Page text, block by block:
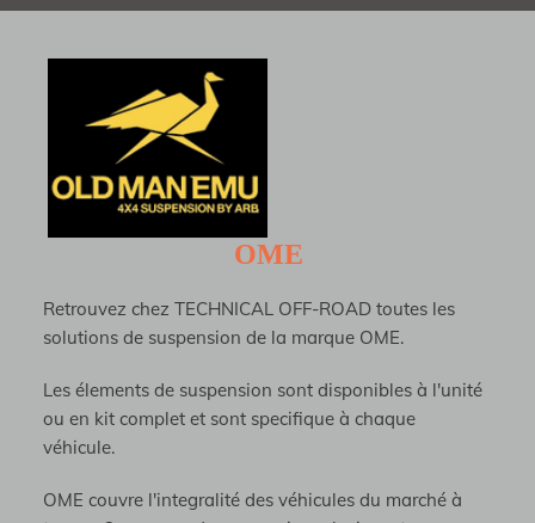
OME
Retrouvez chez TECHNICAL OFF-ROAD toutes les
solutions de suspension de la marque OME.
Les élements de suspension sont disponibles à l'unité
ou en kit complet et sont specifique à chaque
véhicule.
OME couvre l'integralité des véhicules du marché à